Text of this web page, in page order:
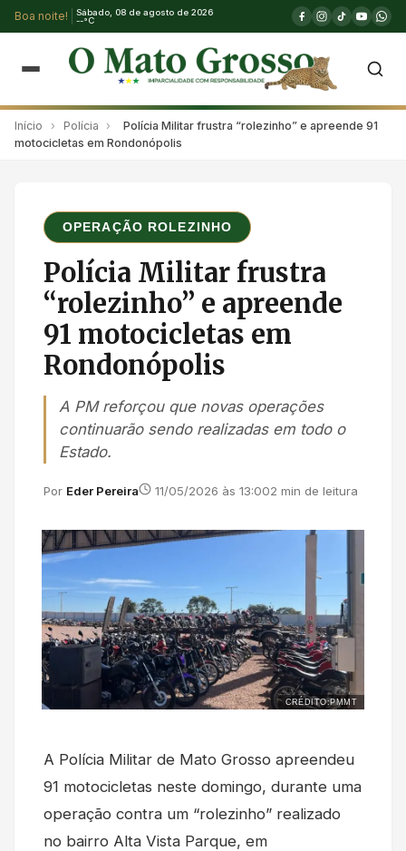
Boa noite!
Sábado, 08 de agosto de 2026
--°C
Início › Polícia ›
Polícia Militar frustra “rolezinho” e apreende 91
motocicletas em Rondonópolis
OPERAÇÃO ROLEZINHO
Polícia Militar frustra
“rolezinho” e apreende
91 motocicletas em
Rondonópolis
A PM reforçou que novas operações
continuarão sendo realizadas em todo o
Estado.
Por Eder Pereira 11/05/2026 às 13:002 min de leitura
CRÉDITO:PMMT
A Polícia Militar de Mato Grosso apreendeu
91 motocicletas neste domingo, durante uma
operação contra um “rolezinho” realizado
no bairro Alta Vista Parque, em